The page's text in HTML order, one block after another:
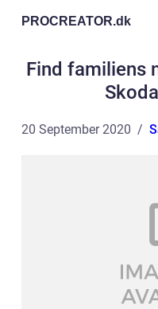
PROCREATOR.dk
Find familiens
20 September 2020